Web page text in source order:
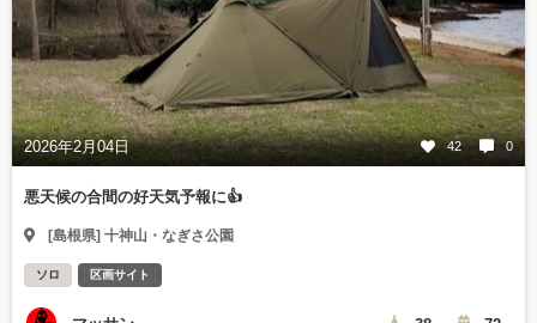
2026年2月04日 42 0
悪天候の合間の好天気予報に👍
[島根県] 十神山・なぎさ公園
ソロ 区画サイト